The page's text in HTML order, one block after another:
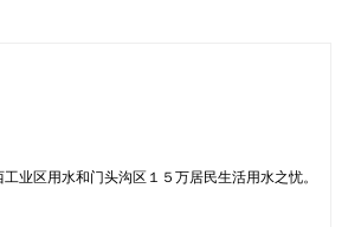
业区用水和门头沟区１５万居民生活用水之忧。